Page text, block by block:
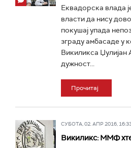
Еквадорска влада
власти да нису
покушај упада
зграду амбасаде у
Викиликса Џулијан
дужност...
Прочитај
СУБОТА, 02. АПР 2016,
Викиликс: ММФ